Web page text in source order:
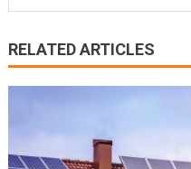
RELATED ARTICLES